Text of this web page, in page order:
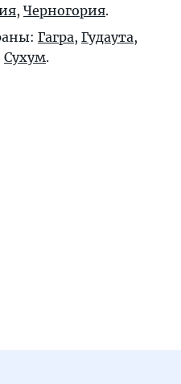
, Черногория.
Гагра, Гудаута,
Сухум.